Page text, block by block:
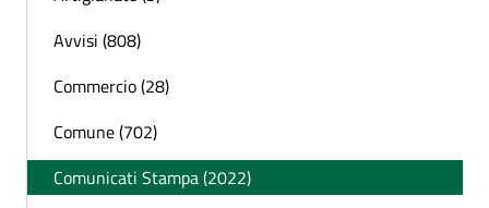
Avvisi (808)
Commercio (28)
Comune (702)
Comunicati Stampa (2022)